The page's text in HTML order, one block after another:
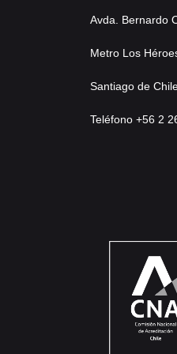
Avda. Bernardo
Metro Los
Santiago de
Teléfono +56 2